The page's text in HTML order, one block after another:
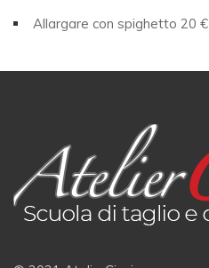
Allargare con spighetto 20 €